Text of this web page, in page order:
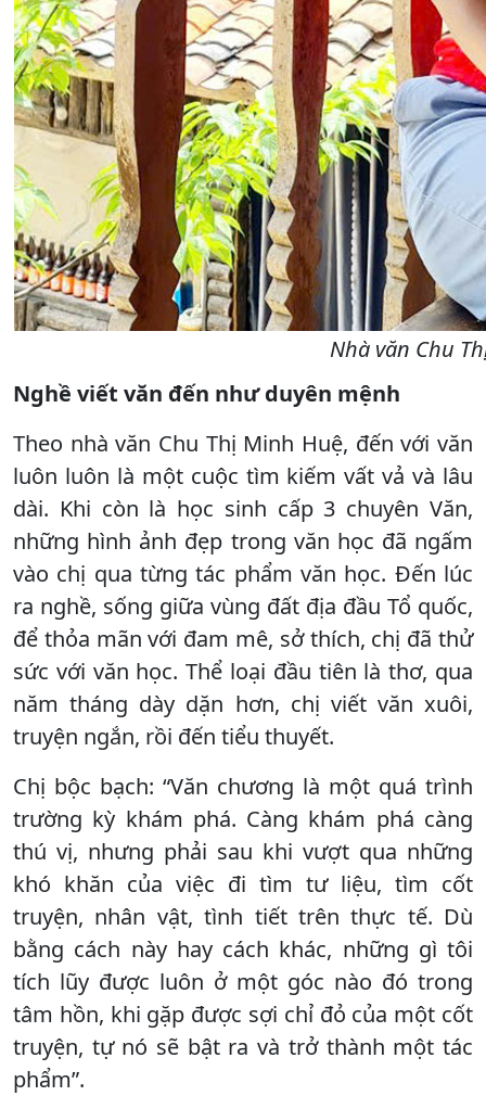
Nhà văn Chu
Nghề viết văn đến như duyên mệnh
Theo nhà văn Chu Thị Minh Huệ, đến với văn
luôn luôn là một cuộc tìm kiếm vất vả và lâu
dài. Khi còn là học sinh cấp 3 chuyên Văn,
những hình ảnh đẹp trong văn học đã ngấm
vào chị qua từng tác phẩm văn học. Đến lúc
ra nghề, sống giữa vùng đất địa đầu Tổ quốc,
để thỏa mãn với đam mê, sở thích, chị đã thử
sức với văn học. Thể loại đầu tiên là thơ, qua
năm tháng dày dặn hơn, chị viết văn xuôi,
truyện ngắn, rồi đến tiểu thuyết.
Chị bộc bạch: “Văn chương là một quá trình
trường kỳ khám phá. Càng khám phá càng
thú vị, nhưng phải sau khi vượt qua những
khó khăn của việc đi tìm tư liệu, tìm cốt
truyện, nhân vật, tình tiết trên thực tế. Dù
bằng cách này hay cách khác, những gì tôi
tích lũy được luôn ở một góc nào đó trong
tâm hồn, khi gặp được sợi chỉ đỏ của một cốt
truyện, tự nó sẽ bật ra và trở thành một tác
phẩm”.